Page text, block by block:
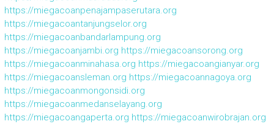
https://miegacoanpenajampaserutara.org
https://miegacoantanjungselor.org
https://miegacoanbandarlampung.org
https://miegacoanjambi.org https://miegacoansorong.org
https://miegacoanminahasa.org https://miegacoangianyar.org
https://miegacoansleman.org https://miegacoannagoya.org
https://miegacoanmongonsidi.org
https://miegacoanmedanselayang.org
https://miegacoangaperta.org https://miegacoanwirobrajan.org